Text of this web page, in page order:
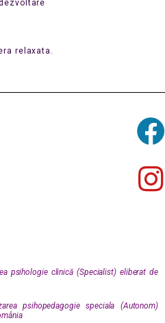
relaxata.
psihologie clinică (Specialist) eliberat de
psihopedagogie speciala (Autonom)